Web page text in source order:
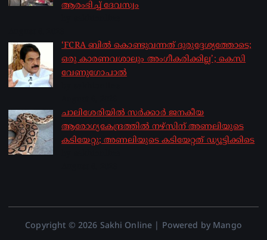
ആരംഭിച്ച് ദേവസ്വം
‘FCRA ബിൽ കൊണ്ടുവന്നത് ദുരുദ്ദേശ്യത്തോടെ;
ഒരു കാരണവശാലും അം​ഗീകരിക്കില്ല’; കെസി
വേണു​ഗോപാൽ
ചാലിശേരിയില്‍ സര്‍ക്കാര്‍ ജനകീയ
ആരോഗ്യകേന്ദ്രത്തില്‍ നഴ്സിന് അണലിയുടെ
കടിയേറ്റു; അണലിയുടെ കടിയേറ്റത് ഡ്യൂട്ടിക്കിടെ
Copyright © 2026 Sakhi Online | Powered by Mango